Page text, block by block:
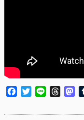
Facebook
TwitterLine